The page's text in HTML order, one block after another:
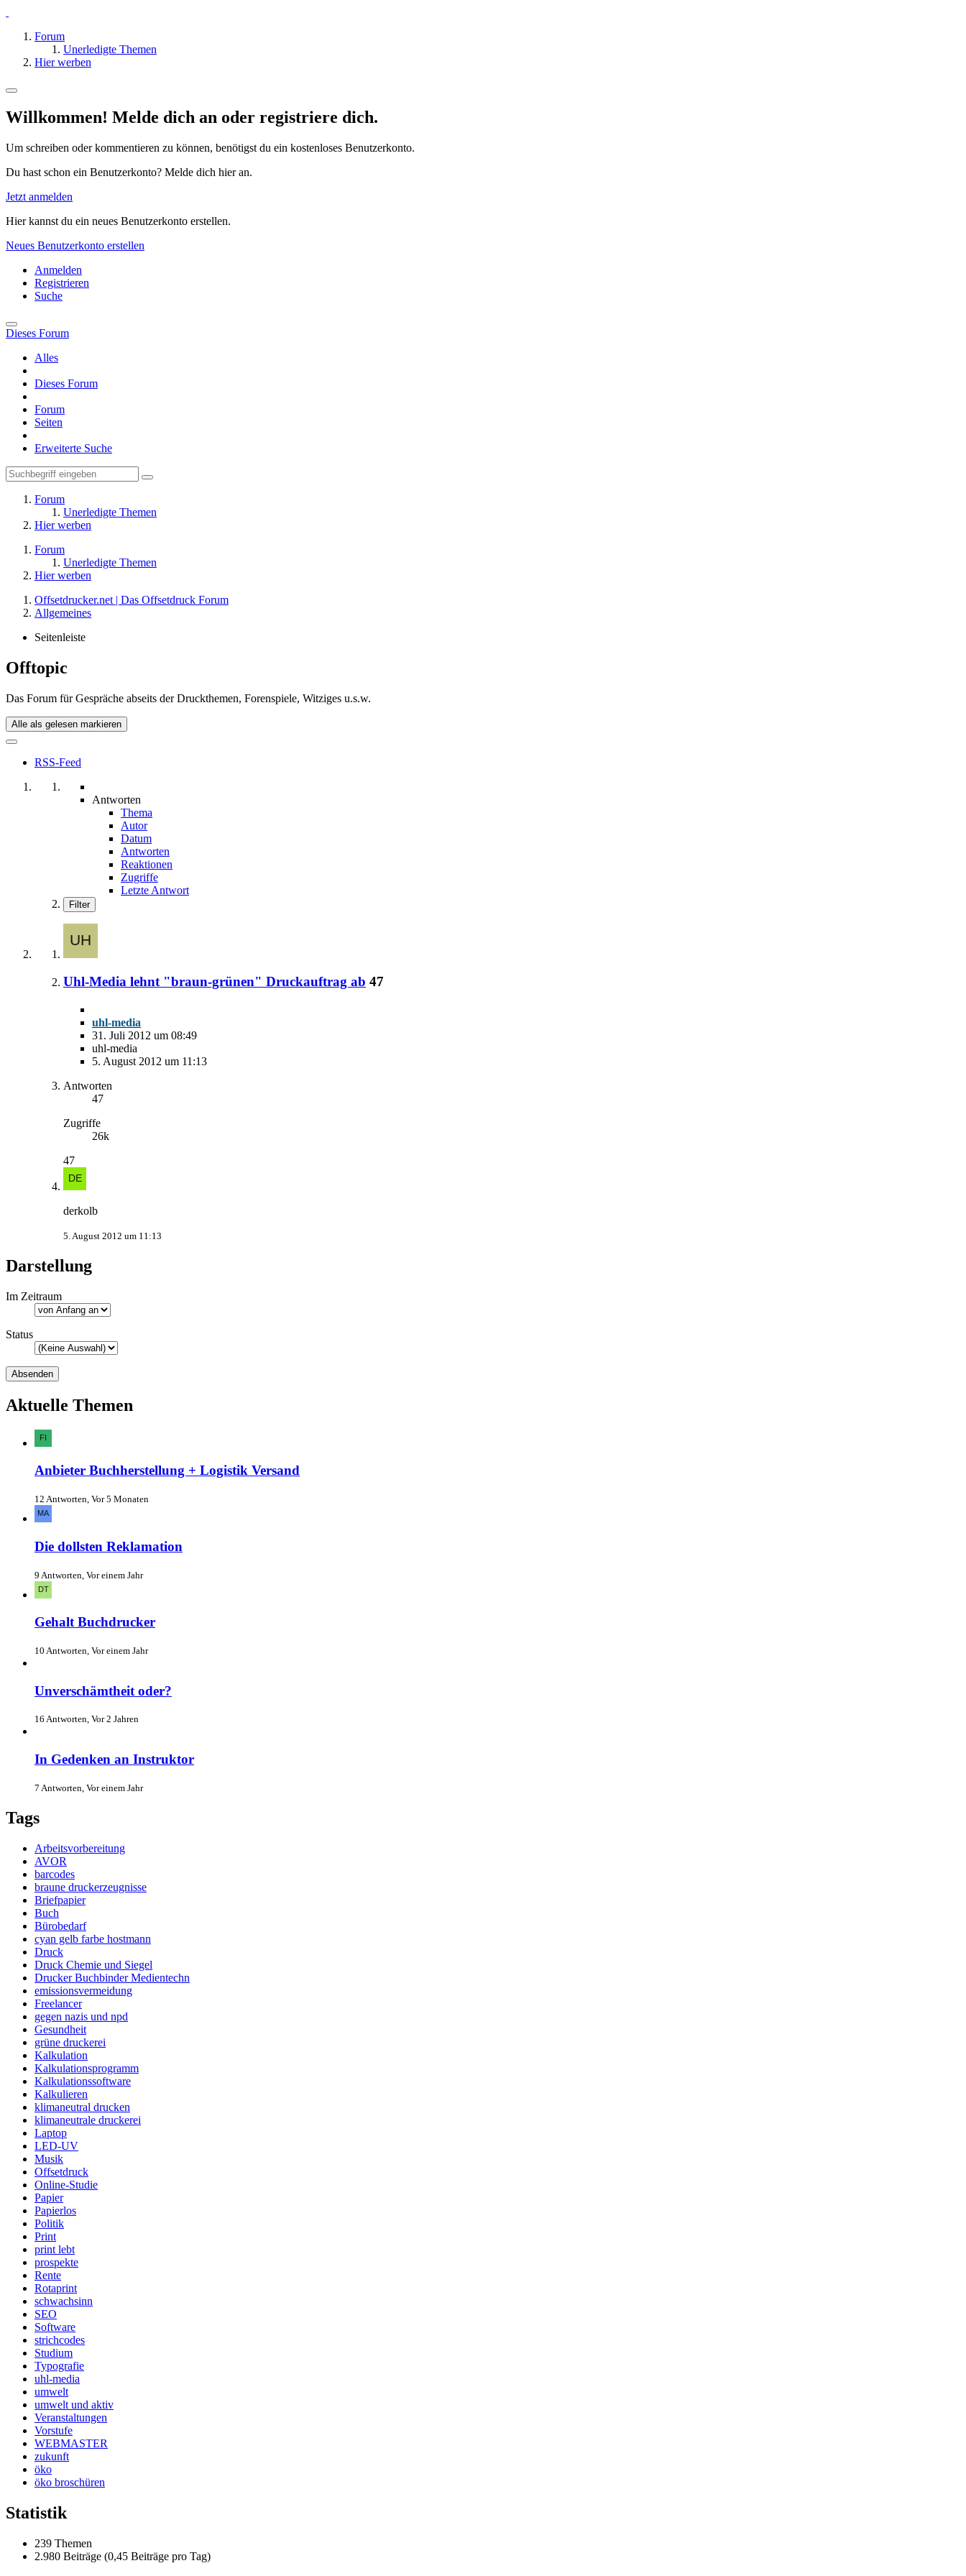
Forum
Unerledigte Themen
Hier werben
Willkommen! Melde dich an oder registriere dich.
Um schreiben oder kommentieren zu können, benötigst du ein kostenloses Benutzerkonto.
Du hast schon ein Benutzerkonto? Melde dich hier an.
Jetzt anmelden
Hier kannst du ein neues Benutzerkonto erstellen.
Neues Benutzerkonto erstellen
Anmelden
Registrieren
Suche
Dieses Forum
Alles
Dieses Forum
Forum
Seiten
Erweiterte Suche
Forum
Unerledigte Themen
Hier werben
Forum
Unerledigte Themen
Hier werben
Offsetdrucker.net | Das Offsetdruck Forum
Allgemeines
Seitenleiste
Offtopic
Das Forum für Gespräche abseits der Druckthemen, Forenspiele, Witziges u.s.w.
Alle als gelesen markieren
RSS-Feed
Antworten
Thema
Autor
Datum
Antworten
Reaktionen
Zugriffe
Letzte Antwort
Filter
Uhl-Media lehnt "braun-grünen" Druckauftrag ab 47
uhl-media
31. Juli 2012 um 08:49
uhl-media
5. August 2012 um 11:13
Antworten
47
Zugriffe
26k
47
derkolb
5. August 2012 um 11:13
Darstellung
Im Zeitraum
Status
Aktuelle Themen
Anbieter Buchherstellung + Logistik Versand
12 Antworten, Vor 5 Monaten
Die dollsten Reklamation
9 Antworten, Vor einem Jahr
Gehalt Buchdrucker
10 Antworten, Vor einem Jahr
Unverschämtheit oder?
16 Antworten, Vor 2 Jahren
In Gedenken an Instruktor
7 Antworten, Vor einem Jahr
Tags
Arbeitsvorbereitung
AVOR
barcodes
braune druckerzeugnisse
Briefpapier
Buch
Bürobedarf
cyan gelb farbe hostmann
Druck
Druck Chemie und Siegel
Drucker Buchbinder Medientechn
emissionsvermeidung
Freelancer
gegen nazis und npd
Gesundheit
grüne druckerei
Kalkulation
Kalkulationsprogramm
Kalkulationssoftware
Kalkulieren
klimaneutral drucken
klimaneutrale druckerei
Laptop
LED-UV
Musik
Offsetdruck
Online-Studie
Papier
Papierlos
Politik
Print
print lebt
prospekte
Rente
Rotaprint
schwachsinn
SEO
Software
strichcodes
Studium
Typografie
uhl-media
umwelt
umwelt und aktiv
Veranstaltungen
Vorstufe
WEBMASTER
zukunft
öko
öko broschüren
Statistik
239 Themen
2.980 Beiträge (0,45 Beiträge pro Tag)